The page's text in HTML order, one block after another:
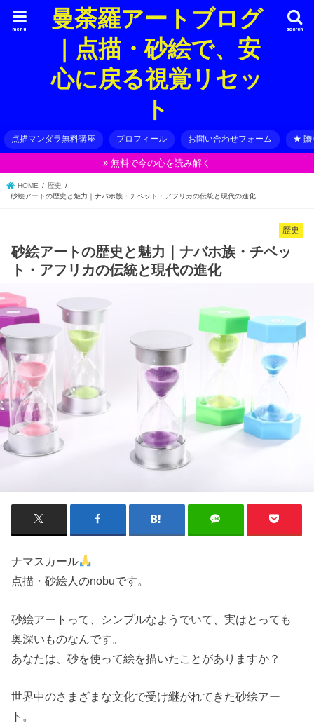
曼荼羅アートブログ
｜点描・砂絵で、安
心に戻る視覚リセッ
ト
search
menu
点描マンダラ無料講座 プロフィール お問い合わせフォーム ★ 贈
無料で今の心を読み解く
HOME
歴史
砂絵アートの歴史と魅力｜ナバホ族・チベット・アフリカの伝統と現代の進化
歴史
砂絵アートの歴史と魅力｜ナバホ族・チベッ
ト・アフリカの伝統と現代の進化
ナマスカール
点描・砂絵人のnobuです。
砂絵アートって、シンプルなようでいて、実はとっても
奥深いものなんです。
あなたは、砂を使って絵を描いたことがありますか？
世界中のさまざまな文化で受け継がれてきた砂絵アー
ト。